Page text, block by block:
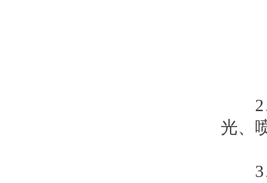
2
光、
3、